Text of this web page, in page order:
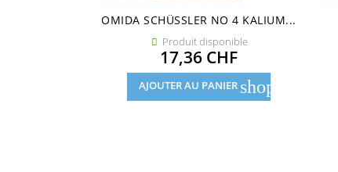
OMIDA SCHÜSSLER NO 4 KALIUM...
 Produit disponible
Prix
17,36 CHF
AJOUTER AU PANIER shopping_cart